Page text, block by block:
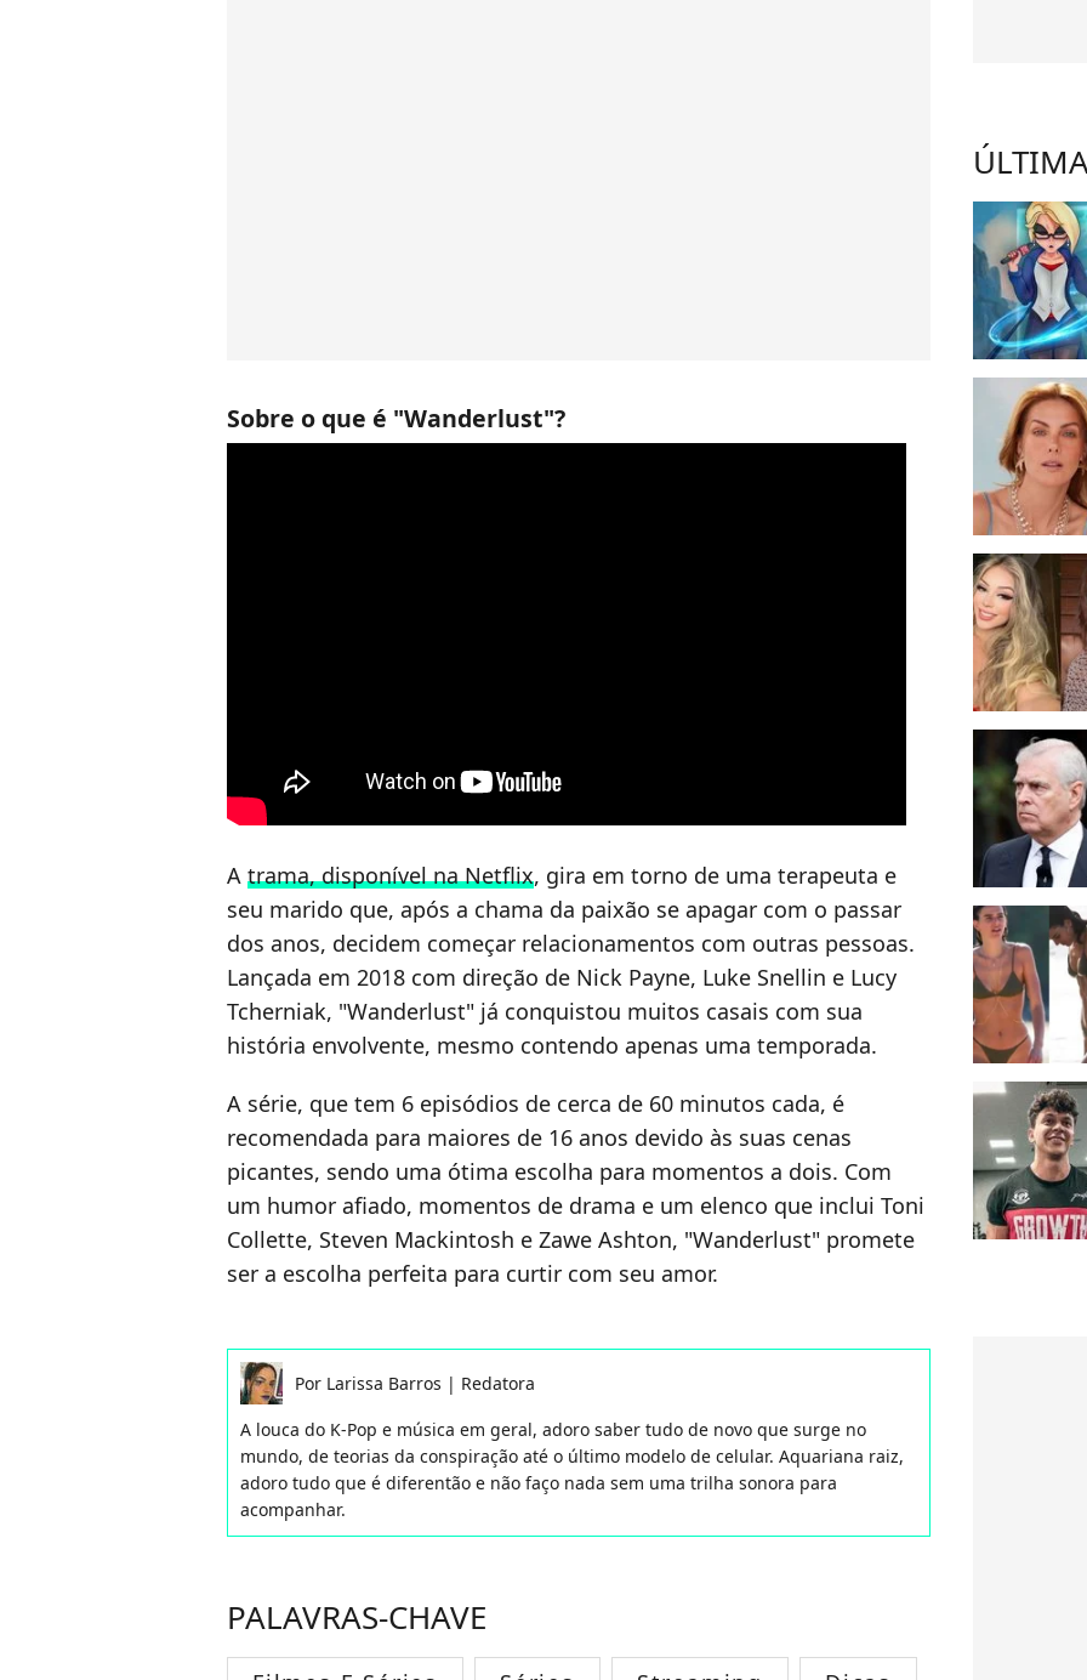
Sobre o que é "Wanderlust"?
A trama, disponível na Netflix, gira em torno de uma terapeuta e
seu marido que, após a chama da paixão se apagar com o passar
dos anos, decidem começar relacionamentos com outras pessoas.
Lançada em 2018 com direção de Nick Payne, Luke Snellin e Lucy
Tcherniak, "Wanderlust" já conquistou muitos casais com sua
história envolvente, mesmo contendo apenas uma temporada.
A série, que tem 6 episódios de cerca de 60 minutos cada, é
recomendada para maiores de 16 anos devido às suas cenas
picantes, sendo uma ótima escolha para momentos a dois. Com
um humor afiado, momentos de drama e um elenco que inclui Toni
Collette, Steven Mackintosh e Zawe Ashton, "Wanderlust" promete
ser a escolha perfeita para curtir com seu amor.
Por Larissa Barros | Redatora
A louca do K-Pop e música em geral, adoro saber tudo de novo que surge no
mundo, de teorias da conspiração até o último modelo de celular. Aquariana raiz,
adoro tudo que é diferentão e não faço nada sem uma trilha sonora para
acompanhar.
PALAVRAS-CHAVE